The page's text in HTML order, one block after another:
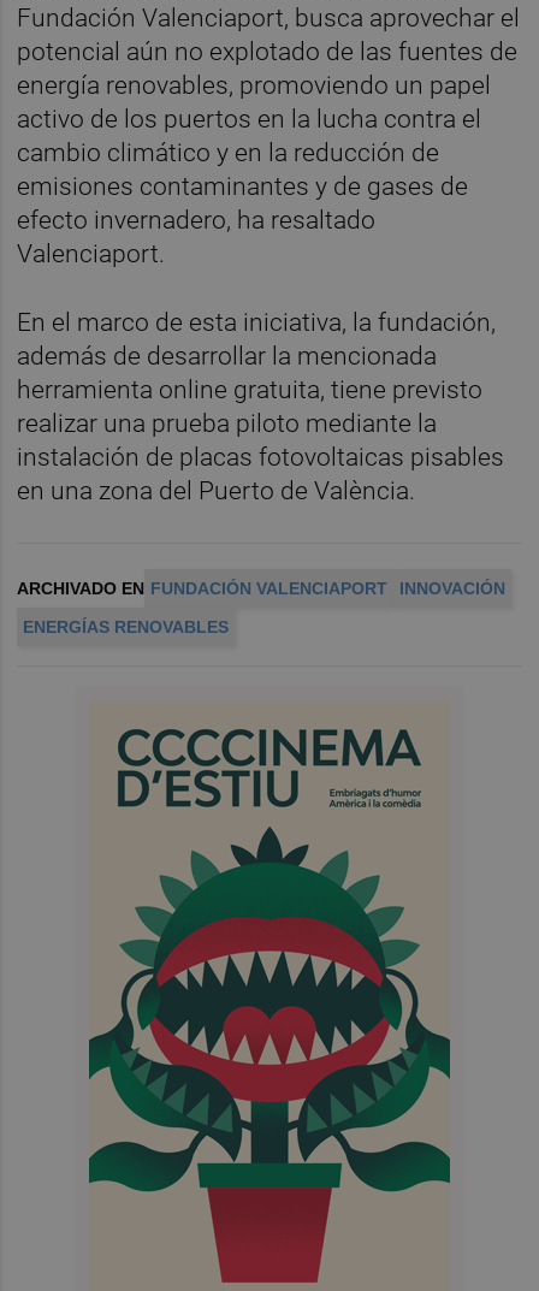
Fundación Valenciaport, busca aprovechar el
potencial aún no explotado de las fuentes de
energía renovables, promoviendo un papel
activo de los puertos en la lucha contra el
cambio climático y en la reducción de
emisiones contaminantes y de gases de
efecto invernadero, ha resaltado
Valenciaport.
En el marco de esta iniciativa, la fundación,
además de desarrollar la mencionada
herramienta online gratuita, tiene previsto
realizar una prueba piloto mediante la
instalación de placas fotovoltaicas pisables
en una zona del Puerto de València.
ARCHIVADO EN FUNDACIÓN VALENCIAPORT
INNOVACIÓN
ENERGÍAS RENOVABLES